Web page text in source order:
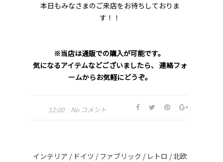
本日もみなさまのご来店をお待ちしておりま
す！！
※当店は通販での購入が可能です。
気になるアイテムなどございましたら、 連絡フォ
ームからお気軽にどうぞ。
12:00 No コメント
インテリア / ドイツ / ファブリック / レトロ /北欧